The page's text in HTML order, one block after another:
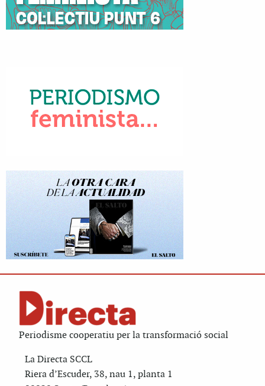
Periodisme cooperatiu per la transformació social
La Directa SCCL
Riera d’Escuder, 38, nau 1, planta 1